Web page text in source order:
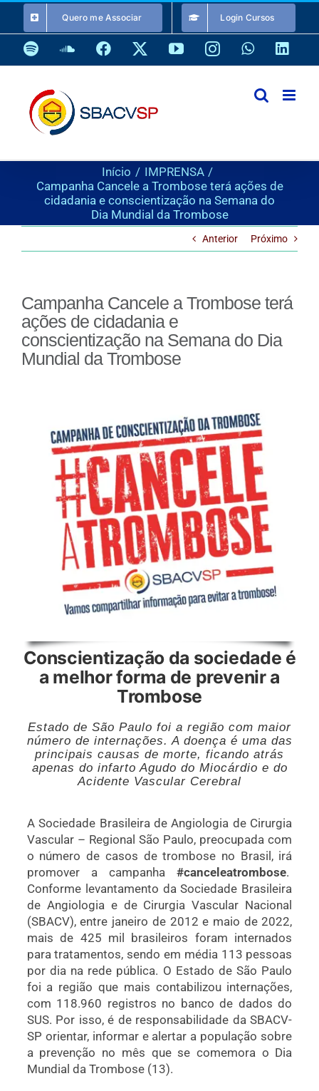
o
conteúdo
Quero me Associar Login Cursos
SpotifySoundCloud
Facebook YouTubeInstagramWhatsApp
Início
IMPRENSA
Campanha Cancele a Trombose terá ações de
cidadania e conscientização na Semana do
Dia Mundial da Trombose
Anterior Próximo
Campanha Cancele a Trombose terá
ações de cidadania e
conscientização na Semana do Dia
Mundial da Trombose
Conscientização da sociedade é
a melhor forma de prevenir a
Trombose
Estado de São Paulo foi a região com maior
número de internações. A doença é uma das
principais causas de morte, ficando atrás
apenas do infarto Agudo do Miocárdio e do
Acidente Vascular Cerebral
A Sociedade Brasileira de Angiologia de Cirurgia
Vascular – Regional São Paulo, preocupada com
o número de casos de trombose no Brasil, irá
promover a campanha#canceleatrombose.
Conforme levantamento daSociedade Brasileira
de Angiologia e de Cirurgia Vascular Nacional
(SBACV),entre janeiro de 2012 e maio de 2022,
mais de 425 mil brasileiros foram internados
para tratamentos, sendo em média 113 pessoas
por dia na rede pública. O Estado de São Paulo
foi a região que mais contabilizou internações,
com 118.960 registros no banco de dados do
SUS. Por isso, é de responsabilidade da SBACV-
SP orientar, informar e alertar a população sobre
a prevenção no mês que se comemora o Dia
Mundial da Trombose (13).